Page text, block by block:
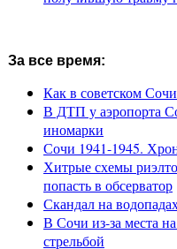
За все время:
Как в советском
В ДТП у аэропорта
иномарки
Сочи 1941-1945.
Хитрые схемы
попасть в обсерватор
Скандал на
В Сочи из-за места
стрельбой